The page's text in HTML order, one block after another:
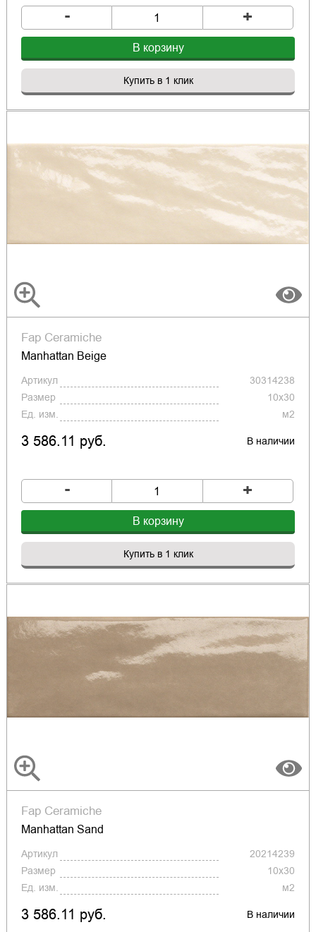
- +
В корзину
Купить в 1 клик
Fap Ceramiche
Manhattan Beige
Артикул
30314238
Размер
10x30
Ед. изм.
м2
3 586.11 руб. В наличии
- +
В корзину
Купить в 1 клик
Fap Ceramiche
Manhattan Sand
Артикул
20214239
Размер
10x30
Ед. изм.
м2
3 586.11 руб. В наличии